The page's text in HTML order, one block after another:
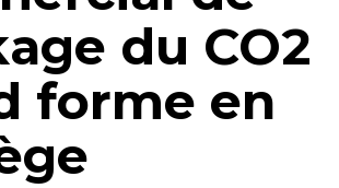
du CO2
forme en